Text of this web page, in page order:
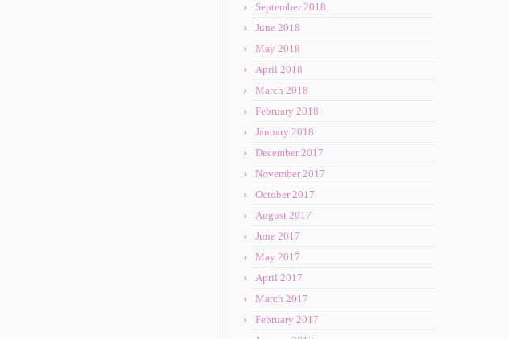
September 2018
June 2018
May 2018
April 2018
March 2018
February 2018
January 2018
December 2017
November 2017
October 2017
August 2017
June 2017
May 2017
April 2017
March 2017
February 2017